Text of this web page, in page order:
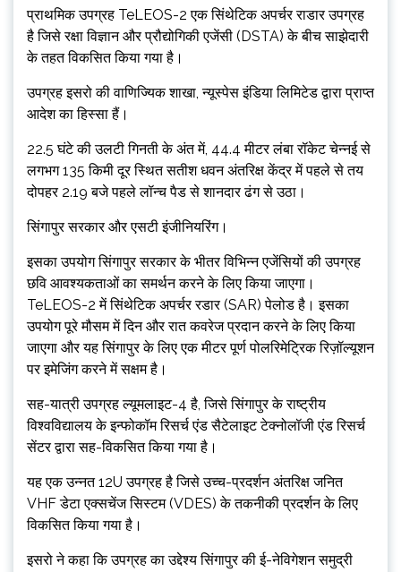
प्राथमिक उपग्रह TeLEOS-2 एक सिंथेटिक अपर्चर राडार उपग्रह
है जिसे रक्षा विज्ञान और प्रौद्योगिकी एजेंसी (DSTA) के बीच साझेदारी
के तहत विकसित किया गया है।
उपग्रह इसरो की वाणिज्यिक शाखा, न्यूस्पेस इंडिया लिमिटेड द्वारा प्राप्त
आदेश का हिस्सा हैं।
22.5 घंटे की उलटी गिनती के अंत में, 44.4 मीटर लंबा रॉकेट चेन्नई से
लगभग 135 किमी दूर स्थित सतीश धवन अंतरिक्ष केंद्र में पहले से तय
दोपहर 2.19 बजे पहले लॉन्च पैड से शानदार ढंग से उठा।
सिंगापुर सरकार और एसटी इंजीनियरिंग।
इसका उपयोग सिंगापुर सरकार के भीतर विभिन्न एजेंसियों की उपग्रह
छवि आवश्यकताओं का समर्थन करने के लिए किया जाएगा।
TeLEOS-2 में सिंथेटिक अपर्चर रडार (SAR) पेलोड है। इसका
उपयोग पूरे मौसम में दिन और रात कवरेज प्रदान करने के लिए किया
जाएगा और यह सिंगापुर के लिए एक मीटर पूर्ण पोलरिमेट्रिक रिज़ॉल्यूशन
पर इमेजिंग करने में सक्षम है।
सह-यात्री उपग्रह ल्यूमलाइट-4 है, जिसे सिंगापुर के राष्ट्रीय
विश्वविद्यालय के इन्फोकॉम रिसर्च एंड सैटेलाइट टेक्नोलॉजी एंड रिसर्च
सेंटर द्वारा सह-विकसित किया गया है।
यह एक उन्नत 12U उपग्रह है जिसे उच्च-प्रदर्शन अंतरिक्ष जनित
VHF डेटा एक्सचेंज सिस्टम (VDES) के तकनीकी प्रदर्शन के लिए
विकसित किया गया है।
इसरो ने कहा कि उपग्रह का उद्देश्य सिंगापुर की ई-नेविगेशन समुद्री